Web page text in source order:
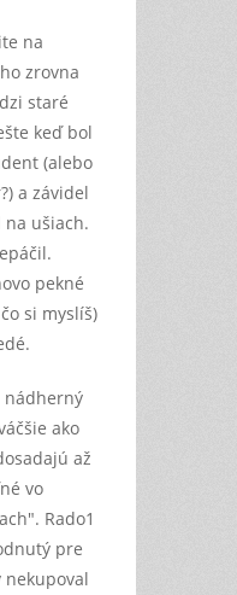
na
zrovna
staré
keď bol
(alebo
a závidel
na ušiach.
pekné
si myslíš)
nádherný
ako
až
vo
Rado1
pre